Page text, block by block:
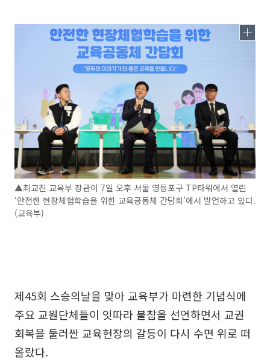
▲최교진 교육부 장관이 7일 오후 서울 영등포구 TP타워에서 열린
‘안전한 현장체험학습을 위한 교육공동체 간담회’에서 발언하고 있다.
(교육부)
제45회 스승의날을 맞아 교육부가 마련한 기념식에
주요 교원단체들이 잇따라 불참을 선언하면서 교권
회복을 둘러싼 교육현장의 갈등이 다시 수면 위로 떠
올랐다.